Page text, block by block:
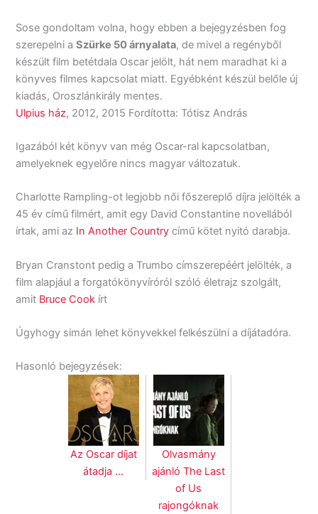
Sose gondoltam volna, hogy ebben a bejegyzésben fog
szerepelni aSzürke 50 árnyalata, de mivel a regényből
készült film betétdala Oscar jelölt, hát nem maradhat ki a
könyves filmes kapcsolat miatt. Egyébként készül belőle új
kiadás, Oroszlánkirály mentes.
Ulpius ház, 2012, 2015 Fordította: Tótisz András
Igazából két könyv van még Oscar-ral kapcsolatban,
amelyeknek egyelőre nincs magyar változatuk.
Charlotte Rampling-ot legjobb női főszereplő díjra jelölték a
45 év című filmért, amit egy David Constantine novellából
írtak, ami az In Another Country című kötet nyitó darabja.
Bryan Cranstont pedig a Trumbo címszerepéért jelölték, a
film alapjául a forgatókönyvíróról szóló életrajz szolgált,
amit Bruce Cook írt
Úgyhogy simán lehet könyvekkel felkészülni a díjátadóra.
Hasonló bejegyzések:
Az Oscar díjat
átadja …
Olvasmány
ajánló The Last
of Us
rajongóknak